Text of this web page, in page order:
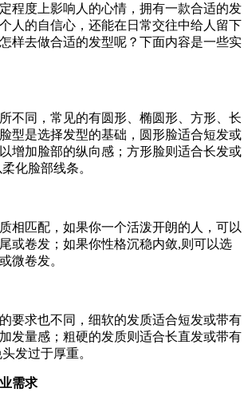
程度上影响人的心情，拥有一款合适的发
人的自信心，还能在日常交往中给人留下
样去做合适的发型呢？下面内容是一些实
不同，常见的有圆形、椭圆形、方形、长
型是选择发型的基础，圆形脸适合短发或
增加脸部的纵向感；方形脸则适合长发或
化脸部线条。
相匹配，如果你一个活泼开朗的人，可以
或卷发；如果你性格沉稳内敛,则可以选
微卷发。
要求也不同，细软的发质适合短发或带有
发量感；粗硬的发质则适合长直发或带有
发过于厚重。
需求